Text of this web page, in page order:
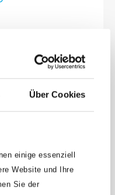
Über Cookies
einige essenziell
Website und Ihre
Sie der